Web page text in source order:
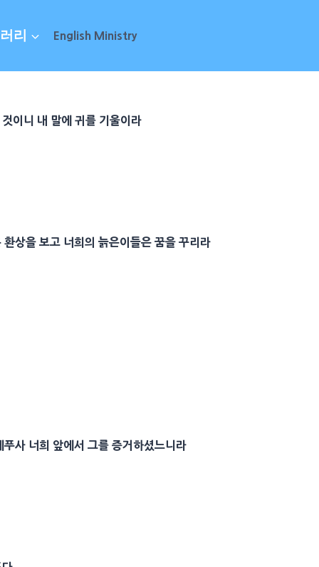
리 English Ministry
이니 내 말에 귀를 기울이라
환상을 보고 너희의 늙은이들은꿈을 꾸리라
푸사 너희 앞에서 그를 증거하셨느니라